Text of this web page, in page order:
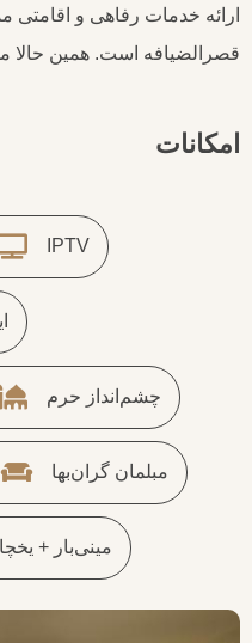
قصرالضیافه است. همین حالا
امکانات
IPTV
چشم‌انداز حرم
مبلمان گران‌بها
مینی‌بار +